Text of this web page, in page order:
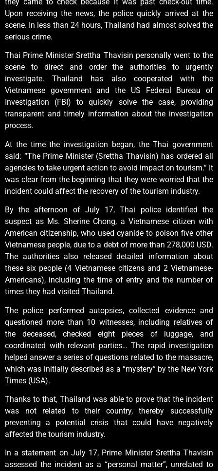
Upon receiving the news, the police quickly arrived at the
scene. In less than 24 hours, Thailand had almost solved the
serious crime.
Thai Prime Minister Srettha Thavisin personally went to the
scene to direct and order the authorities to urgently
investigate. Thailand has also cooperated with the
Vietnamese government and the US Federal Bureau of
Investigation (FBI) to quickly solve the case, providing
transparent and timely information about the investigation
process.
At the time the investigation began, the Thai government
said: “The Prime Minister (Srettha Thavisin) has ordered all
agencies to take urgent action to avoid impact on tourism.” It
was clear from the beginning that they were worried that the
incident could affect the recovery of the tourism industry.
By the afternoon of July 17, Thai police identified the
suspect as Ms. Sherine Chong, a Vietnamese citizen with
American citizenship, who used cyanide to poison five other
Vietnamese people, due to a debt of more than 278,000 USD.
The authorities also released detailed information about
these six people (4 Vietnamese citizens and 2 Vietnamese-
Americans), including the time of entry and the number of
times they had visited Thailand.
The police performed autopsies, collected evidence and
questioned more than 10 witnesses, including relatives of
the deceased, checked eight pieces of luggage, and
coordinated with relevant parties… The rapid investigation
helped answer a series of questions related to the massacre,
which was initially described as a “mystery” by the New York
Times (USA).
Thanks to that, Thailand was able to prove that the incident
was not related to their country, thereby successfully
preventing a potential crisis that could have negatively
affected the tourism industry.
In a statement on July 17, Prime Minister Srettha Thavisin
assessed the incident as a “personal matter”, unrelated to